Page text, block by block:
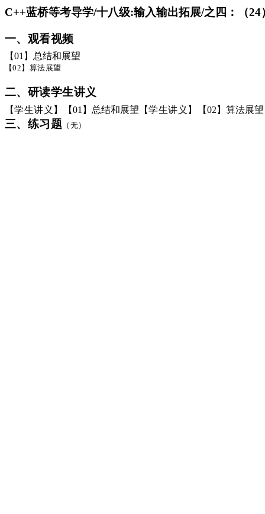
C++蓝桥等考导学/十八级:输入输出拓展/之四：（
一、观看视频
【01】总结和展望
【02】算法展望
二、研读学生讲义
【学生讲义】 【01】总结和展望 【学生讲义】 【02】算法展望
三、练习题 （无）